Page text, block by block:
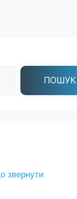
ПОШУК
звернути